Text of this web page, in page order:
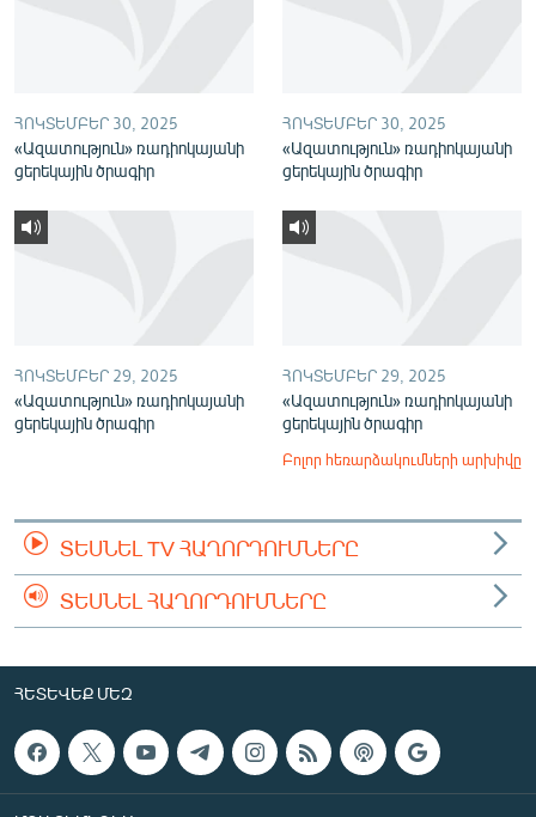
ՀՈԿՏԵՄԲԵՐ 30, 2025
«Ազատություն» ռադիոկայանի
ցերեկային ծրագիր
ՀՈԿՏԵՄԲԵՐ 30, 2025
«Ազատություն» ռադիոկայանի
ցերեկային ծրագիր
ՀՈԿՏԵՄԲԵՐ 29, 2025
«Ազատություն» ռադիոկայանի
ցերեկային ծրագիր
ՀՈԿՏԵՄԲԵՐ 29, 2025
«Ազատություն» ռադիոկայանի
ցերեկային ծրագիր
Բոլոր հեռարձակումների արխիվը
ՏԵՍՆԵԼ TV ՀԱՂՈՐԴՈՒՄՆԵՐԸ
ՏԵՍՆԵԼ ՀԱՂՈՐԴՈՒՄՆԵՐԸ
ՀԵՏԵՎԵՔ ՄԵԶ